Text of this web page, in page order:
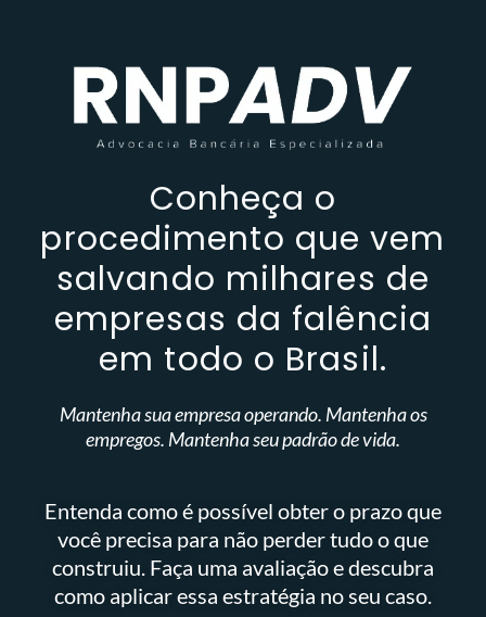
Conheça o
procedimento que vem
salvando milhares de
empresas da falência
em todo o Brasil.
Mantenha sua empresa operando. Mantenha os
empregos. Mantenha seu padrão de vida.
Entenda como é possível obter o prazo que
você precisa para não perder tudo o que
construiu. Faça uma avaliação e descubra
como aplicar essa estratégia no seu caso.